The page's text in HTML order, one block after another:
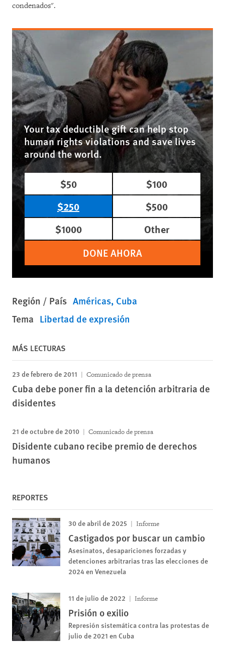
condenados".
Your tax deductible gift can help stop
human rights violations and save lives
around the world.
$50
$100
$250
$500
$1000
Other
DONE AHORA
Región / País Américas Cuba
Tema Libertad de expresión
MÁS LECTURAS
23 de febrero de 2011 Comunicado de prensa
Cuba debe poner fin a la detención arbitraria de
disidentes
21 de octubre de 2010 Comunicado de prensa
Disidente cubano recibe premio de derechos
humanos
REPORTES
30 de abril de 2025 Informe
Castigados por buscar un cambio
Asesinatos, desapariciones forzadas y
detenciones arbitrarias tras las elecciones de
2024 en Venezuela
11 de julio de 2022 Informe
Prisión o exilio
Represión sistemática contra las protestas de
julio de 2021 en Cuba